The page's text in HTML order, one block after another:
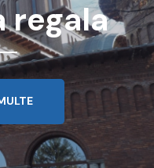
regala